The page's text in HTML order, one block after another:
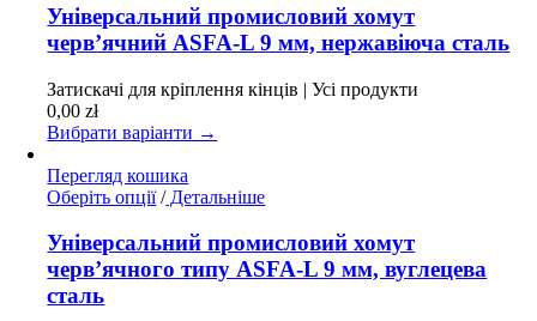
має
кілька
варіантів.
можна
на
товару
Універсальний промисловий хомут
черв’ячний ASFA-L 9 мм, нержавіюча сталь
Затискачі для кріплення кінців | Усі продукти
0,00zł
Вибрати варіанти →
Перегляд кошика
Оберіть опції Цей
має
варіантів.
/Детальніше
Універсальний промисловий хомут
черв’ячного типу ASFA-L 9 мм, вуглецева
сталь